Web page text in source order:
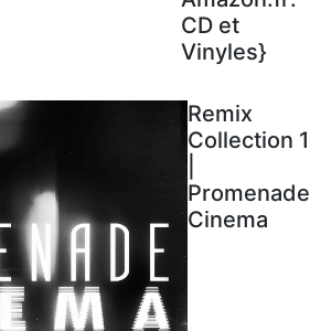
CD et
Vinyles}
Remix
Collection 1
Promenade
Cinema